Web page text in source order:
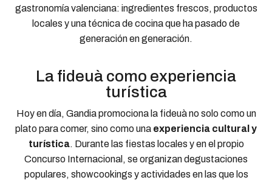
gastronomía valenciana: ingredientes frescos, productos
locales y una técnica de cocina que ha pasado de
generación en generación.
La fideuà como experiencia
turística
Hoy en día, Gandia promociona la fideuà no solo como un
plato para comer, sino como una experiencia cultural y
turística. Durante las fiestas locales y en el propio
Concurso Internacional, se organizan degustaciones
populares, showcookings y actividades en las que los